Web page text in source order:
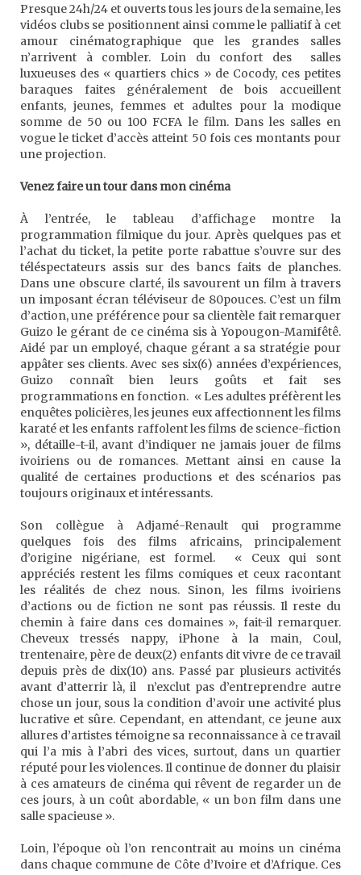
Presque 24h/24 et ouverts tous les jours de la semaine, les
vidéos clubs se positionnent ainsi comme le palliatif à cet
amour cinématographique que les grandes salles
n’arrivent à combler. Loin du confort des salles
luxueuses des « quartiers chics » de Cocody, ces petites
baraques faites généralement de bois accueillent
enfants, jeunes, femmes et adultes pour la modique
somme de 50 ou 100 FCFA le film. Dans les salles en
vogue le ticket d’accès atteint 50 fois ces montants pour
une projection.
Venez faire un tour dans mon cinéma
À l’entrée, le tableau d’affichage montre la
programmation filmique du jour. Après quelques pas et
l’achat du ticket, la petite porte rabattue s’ouvre sur des
téléspectateurs assis sur des bancs faits de planches.
Dans une obscure clarté, ils savourent un film à travers
un imposant écran téléviseur de 80pouces. C’est un film
d’action, une préférence pour sa clientèle fait remarquer
Guizo le gérant de ce cinéma sis à Yopougon-Mamifêtê.
Aidé par un employé, chaque gérant a sa stratégie pour
appâter ses clients. Avec ses six(6) années d’expériences,
Guizo connaît bien leurs goûts et fait ses
programmations en fonction. « Les adultes préfèrent les
enquêtes policières, les jeunes eux affectionnent les films
karaté et les enfants raffolent les films de science-fiction
», détaille-t-il, avant d’indiquer ne jamais jouer de films
ivoiriens ou de romances. Mettant ainsi en cause la
qualité de certaines productions et des scénarios pas
toujours originaux et intéressants.
Son collègue à Adjamé-Renault qui programme
quelques fois des films africains, principalement
d’origine nigériane, est formel. « Ceux qui sont
appréciés restent les films comiques et ceux racontant
les réalités de chez nous. Sinon, les films ivoiriens
d’actions ou de fiction ne sont pas réussis. Il reste du
chemin à faire dans ces domaines », fait-il remarquer.
Cheveux tressés nappy, iPhone à la main, Coul,
trentenaire, père de deux(2) enfants dit vivre de ce travail
depuis près de dix(10) ans. Passé par plusieurs activités
avant d’atterrir là, il n’exclut pas d’entreprendre autre
chose un jour, sous la condition d’avoir une activité plus
lucrative et sûre. Cependant, en attendant, ce jeune aux
allures d’artistes témoigne sa reconnaissance à ce travail
qui l’a mis à l’abri des vices, surtout, dans un quartier
réputé pour les violences. Il continue de donner du plaisir
à ces amateurs de cinéma qui rêvent de regarder un de
ces jours, à un coût abordable, « un bon film dans une
salle spacieuse ».
Loin, l’époque où l’on rencontrait au moins un cinéma
dans chaque commune de Côte d’Ivoire et d’Afrique. Ces